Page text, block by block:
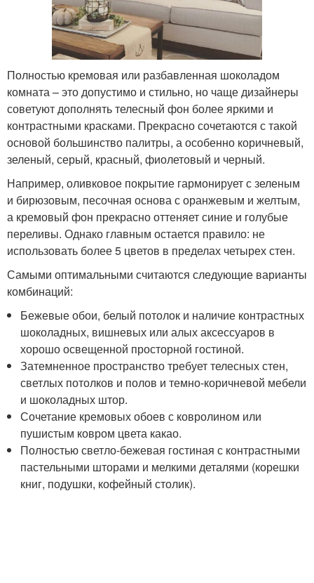
Полностью кремовая или разбавленная шоколадом
комната – это допустимо и стильно, но чаще дизайнеры
советуют дополнять телесный фон более яркими и
контрастными красками. Прекрасно сочетаются с такой
основой большинство палитры, а особенно коричневый,
зеленый, серый, красный, фиолетовый и черный.
Например, оливковое покрытие гармонирует с зеленым
и бирюзовым, песочная основа с оранжевым и желтым,
а кремовый фон прекрасно оттеняет синие и голубые
переливы. Однако главным остается правило: не
использовать более 5 цветов в пределах четырех стен.
Самыми оптимальными считаются следующие варианты
комбинаций:
Бежевые обои, белый потолок и наличие контрастных
шоколадных, вишневых или алых аксессуаров в
хорошо освещенной просторной гостиной.
Затемненное пространство требует телесных стен,
светлых потолков и полов и темно-коричневой мебели
и шоколадных штор.
Сочетание кремовых обоев с ковролином или
пушистым ковром цвета какао.
Полностью светло-бежевая гостиная с контрастными
пастельными шторами и мелкими деталями (корешки
книг, подушки, кофейный столик).